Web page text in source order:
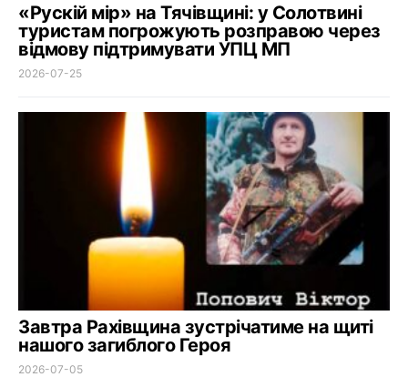
«Рускій мір» на Тячівщині: у Солотвині
туристам погрожують розправою через
відмову підтримувати УПЦ МП
2026-07-25
Завтра Рахівщина зустрічатиме на щиті
нашого загиблого Героя
2026-07-05